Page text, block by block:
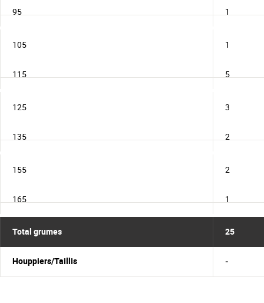
95 1
105 1
115 5
125 3
135 2
155 2
165 1
Total grumes 25
Houppiers/Taillis -